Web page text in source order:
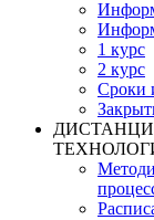
1 курс
2 курс
Сроки